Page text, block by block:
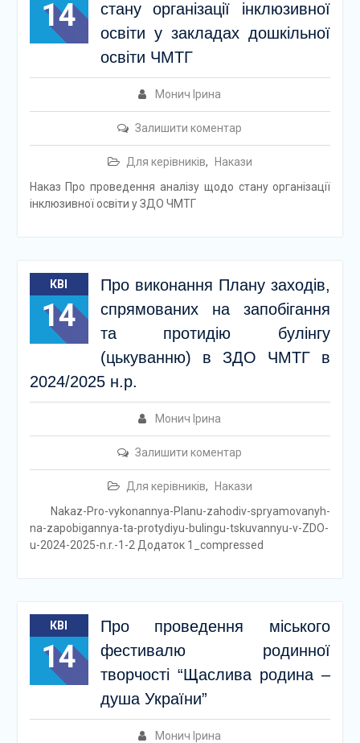
14
стану організації інклюзивної
освіти у закладах дошкільної
освіти ЧМТГ
Монич Ірина
Залишити коментар
Для керівників,
Накази
Наказ Про проведення аналізу щодо стану організації
інклюзивної освіти у ЗДО ЧМТГ
КВІ
14
Про виконання Плану заходів,
спрямованих на запобігання
та протидію булінгу
(цькуванню) в ЗДО ЧМТГ в
2024/2025 н.р.
Монич Ірина
Залишити коментар
Для керівників,
Накази
Nakaz-Pro-vykonannya-Planu-zahodiv-spryamovanyh-
na-zapobigannya-ta-protydiyu-bulingu-tskuvannyu-v-ZDO-
u-2024-2025-n.r.-1-2 Додаток 1_compressed
КВІ
14
Про проведення міського
фестивалю родинної
творчості “Щаслива родина –
душа України”
Монич Ірина